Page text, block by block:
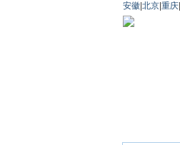
安徽 北京 重庆